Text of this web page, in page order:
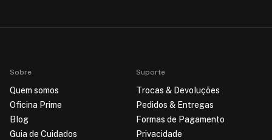
Sobre
Quem somos
Oficina Prime
Blog
Guia de Cuidados
Suporte
Trocas & Devoluções
Pedidos & Entregas
Formas de Pagamento
Privacidade